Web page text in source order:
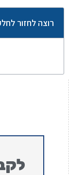
רוצה לחזור